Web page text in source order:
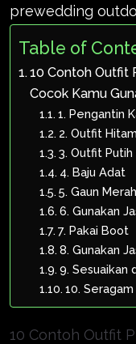
prewedding
Table of
10 Contoh Outfit
Cocok Kamu
1. Pengantin
2. Outfit
3. Outfit Putih
4. Baju Adat
5. Gaun
6. Gunakan
7. Pakai Boot
8. Gunakan
9. Sesuaikan
10. Seragam
10 Contoh Outfit